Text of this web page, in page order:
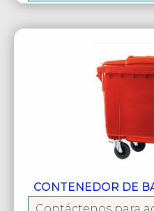
CONTENEDOR DE